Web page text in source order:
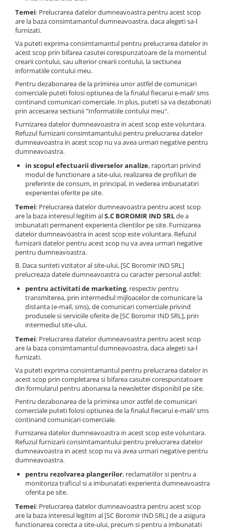
Panificatie congelata
Patiserie congelata
Pizza congelata
Baton Cookie congelat
Cheesecake congelat
Faina Profesionala
Fursecuri vrac
Congelate brutarie
Cadouri
Pachete Cadou
Cozonac Wine Collection
Vinuri Casa Isarescu
Accesorii Boromir
Glucoza
Halva
Nuga
Rahat
Temei: Prelucrarea datelor dumneavoastra pentru acest scop
are la baza consimtamantul dumneavoastra, daca alegeti sa-l
furnizati.
Va puteti exprima consimtamantul pentru prelucrarea datelor in
acest scop prin bifarea casutei corespunzatoare de la momentul
crearii contului, sau ulterior crearii contului, la sectiunea
informatiile contului meu.
Pentru dezabonarea de la primirea unor astfel de comunicari
comerciale puteti folosi optiunea de la finalul fiecarui e-mail/ sms
continand comunicari comerciale. In plus, puteti sa va dezabonati
prin accesarea sectiunii "Informatiile contului meu".
Furnizarea datelor dumneavoastra in acest scop este voluntara.
Refuzul furnizarii consimtamantului pentru prelucrarea datelor
dumneavoastra in acest scop nu va avea urmari negative pentru
dumneavoastra.
in scopul efectuarii diverselor analize, raportari privind
modul de functionare a site-ului, realizarea de profiluri de
preferinte de consum, in principal, in vederea imbunatatiri
experientei oferite pe site.
Temei: Prelucrarea datelor dumneavoastra pentru acest scop
are la baza interesul legitim alS.C BOROMIR IND SRLde a
imbunatati permanent experienta clientilor pe site. Furnizarea
datelor dumneavoastra in acest scop este voluntara. Refuzul
furnizarii datelor pentru acest scop nu va avea urmari negative
pentru dumneavoastra.
B. Daca sunteti vizitator al site-ului, [SC Boromir IND SRL]
prelucreaza datele dumneavoastra cu caracter personal astfel:
pentru activitati de marketing, respectiv pentru
transmiterea, prin intermediul mijloacelor de comunicare la
distanta (e-mail, sms), de comunicari comerciale privind
produsele si serviciile oferite de [SC Boromir IND SRL], prin
intermediul site-ului.
Temei: Prelucrarea datelor dumneavoastra pentru acest scop
are la baza consimtamantul dumneavoastra, daca alegeti sa-l
furnizati.
Va puteti exprima consimtamantul pentru prelucrarea datelor in
acest scop prin completarea si bifarea casutei corespunzatoare
din formularul pentru abonarea la newsletter disponibil pe site.
Pentru dezabonarea de la primirea unor astfel de comunicari
comerciale puteti folosi optiunea de la finalul fiecarui e-mail/ sms
continand comunicari comerciale.
Furnizarea datelor dumneavoastra in acest scop este voluntara.
Refuzul furnizarii consimtamantului pentru prelucrarea datelor
dumneavoastra in acest scop nu va avea urmari negative pentru
dumneavoastra.
pentru rezolvarea plangerilor, reclamatiilor si pentru a
monitoriza traficul si a imbunatati experienta dumneavoastra
oferita pe site.
Temei: Prelucrarea datelor dumneavoastra pentru acest scop
are la baza interesul legitim al [SC Boromir IND SRL] de a asigura
functionarea corecta a site-ului, precum si pentru a imbunatati